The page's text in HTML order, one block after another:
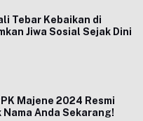
Tebar Kebaikan di
Jiwa Sosial Sejak Dini
Majene 2024 Resmi
Nama Anda Sekarang!